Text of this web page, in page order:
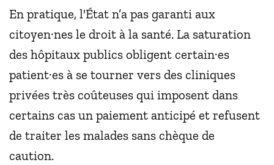
En pratique, l'État n’a pas garanti aux
citoyen·nes le droit à la santé. La saturation
des hôpitaux publics obligent certain·es
patient·es à se tourner vers des cliniques
privées très coûteuses qui imposent dans
certains cas un paiement anticipé et refusent
de traiter les malades sans chèque de
caution.